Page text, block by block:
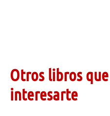
Otros libros
interesarte